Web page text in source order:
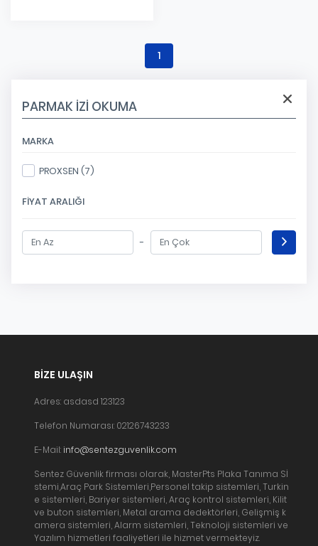
PARMAK İZİ OKUMA
MARKA
PROXSEN (7)
FIYAT ARALIĞI
-
1
BIZE ULAŞIN
Adres: asdasd 123123
Telefon Numarası: 02126743233
E-Mail: info@sentezguvenlik.com
Sentez Güvenlik firması olarak, MasterPts Plaka Tanıma Sİ
stemi,Araç Park Sistemleri,Personel takip sistemleri, Turkin
e sistemleri, Bariyer sistemleri, Araç kontrol sistemleri, Kilit
ve buton sistemleri, Metal arama dedektörleri, Gelişmiş k
amera sistemleri, Alarm sistemleri, Teknoloji sistemleri ve
Yazılım hizmetleri faaliyetleri ile hizmet vermekteyiz.